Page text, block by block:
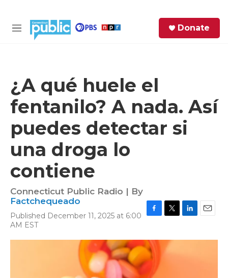
M
Donate
¿A qué huele el
fentanilo? A nada. Así
puedes detectar si
una droga lo
contiene
Connecticut Public Radio | By
Factchequeado
Published December 11, 2025 at 6:00
AM EST
c
e
b
i
t
n
a